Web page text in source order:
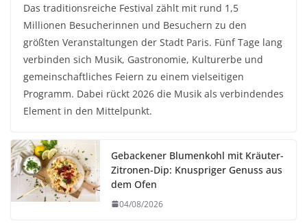
Das traditionsreiche Festival zählt mit rund 1,5
Millionen Besucherinnen und Besuchern zu den
größten Veranstaltungen der Stadt Paris. Fünf Tage lang
verbinden sich Musik, Gastronomie, Kulturerbe und
gemeinschaftliches Feiern zu einem vielseitigen
Programm. Dabei rückt 2026 die Musik als verbindendes
Element in den Mittelpunkt.
Gebackener Blumenkohl mit Kräuter-
Zitronen-Dip: Knuspriger Genuss aus
dem Ofen
04/08/2026